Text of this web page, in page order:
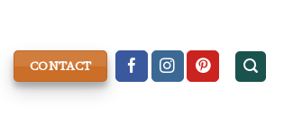
contentCONTACT